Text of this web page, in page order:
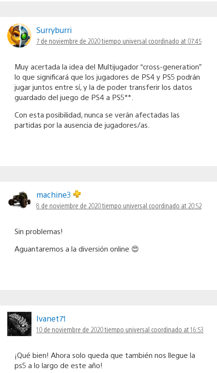
Surryburri
7 de noviembre de 2020 tiempo universal coordinado at 07:45
Muy acertada la idea del Multijugador “cross-generation”
lo que significará que los jugadores de PS4 y PS5 podrán
jugar juntos entre sí, y la de poder transferir los datos
guardado del juego de PS4 a PS5**.
Con esta posibilidad, nunca se verán afectadas las
partidas por la ausencia de jugadores/as.
machine3
8 de noviembre de 2020 tiempo universal coordinado at 20:52
Sin problemas!
Aguantaremos a la diversión online 😍
Ivanet71
10 de noviembre de 2020 tiempo universal coordinado at 16:53
¡Qué bien! Ahora solo queda que también nos llegue la
ps5 a lo largo de este año!